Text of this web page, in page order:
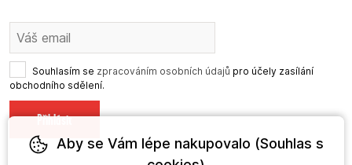
Souhlasím se zpracováním osobních údajů pro účely zasílání
obchodního sdělení.
Aby se Vám lépe nakupovalo (Souhlas s